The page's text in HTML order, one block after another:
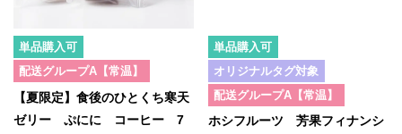
単品購入可
配送グループA【常温】
【夏限定】食後のひとくち寒天
ゼリー ぷにに コーヒー 7
単品購入可
オリジナルタグ対象
配送グループA【常温】
ホシフルーツ 芳果フィナンシ